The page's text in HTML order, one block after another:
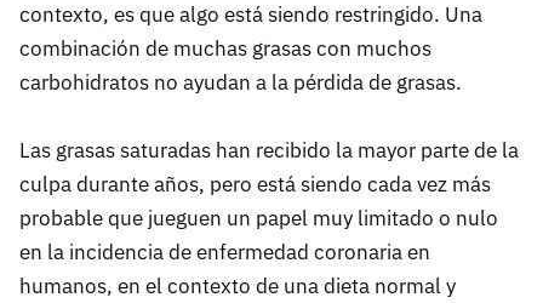
contexto, es que algo está siendo restringido. Una
combinación de muchas grasas con muchos
carbohidratos no ayudan a la pérdida de grasas.
Las grasas saturadas han recibido la mayor parte de la
culpa durante años, pero está siendo cada vez más
probable que jueguen un papel muy limitado o nulo
en la incidencia de enfermedad coronaria en
humanos, en el contexto de una dieta normal y